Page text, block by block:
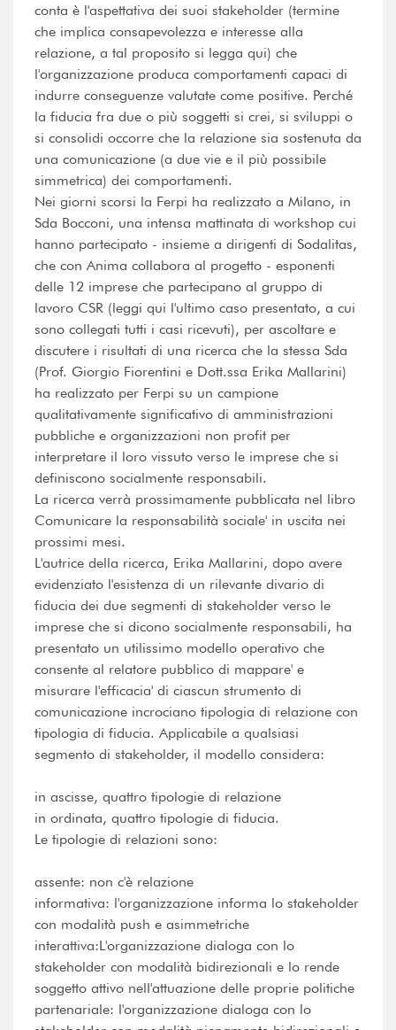
conta è l'aspettativa dei suoi stakeholder (termine
che implica consapevolezza e interesse alla
relazione, a tal proposito si legga qui) che
l'organizzazione produca comportamenti capaci di
indurre conseguenze valutate come positive. Perché
la fiducia fra due o più soggetti si crei, si sviluppi o
si consolidi occorre che la relazione sia sostenuta da
una comunicazione (a due vie e il più possibile
simmetrica) dei comportamenti.
Nei giorni scorsi la Ferpi ha realizzato a Milano, in
Sda Bocconi, una intensa mattinata di workshop cui
hanno partecipato - insieme a dirigenti di Sodalitas,
che con Anima collabora al progetto - esponenti
delle 12 imprese che partecipano al gruppo di
lavoro CSR (leggi qui l'ultimo caso presentato, a cui
sono collegati tutti i casi ricevuti), per ascoltare e
discutere i risultati di una ricerca che la stessa Sda
(Prof. Giorgio Fiorentini e Dott.ssa Erika Mallarini)
ha realizzato per Ferpi su un campione
qualitativamente significativo di amministrazioni
pubbliche e organizzazioni non profit per
interpretare il loro vissuto verso le imprese che si
definiscono socialmente responsabili.
La ricerca verrà prossimamente pubblicata nel libro
Comunicare la responsabilità sociale' in uscita nei
prossimi mesi.
L'autrice della ricerca, Erika Mallarini, dopo avere
evidenziato l'esistenza di un rilevante divario di
fiducia dei due segmenti di stakeholder verso le
imprese che si dicono socialmente responsabili, ha
presentato un utilissimo modello operativo che
consente al relatore pubblico di mappare' e
misurare l'efficacia' di ciascun strumento di
comunicazione incrociano tipologia di relazione con
tipologia di fiducia. Applicabile a qualsiasi
segmento di stakeholder, il modello considera:
in ascisse, quattro tipologie di relazione
in ordinata, quattro tipologie di fiducia.
Le tipologie di relazioni sono:
assente: non c'è relazione
informativa: l'organizzazione informa lo stakeholder
con modalità push e asimmetriche
interattiva:L'organizzazione dialoga con lo
stakeholder con modalità bidirezionali e lo rende
soggetto attivo nell'attuazione delle proprie politiche
partenariale: l'organizzazione dialoga con lo